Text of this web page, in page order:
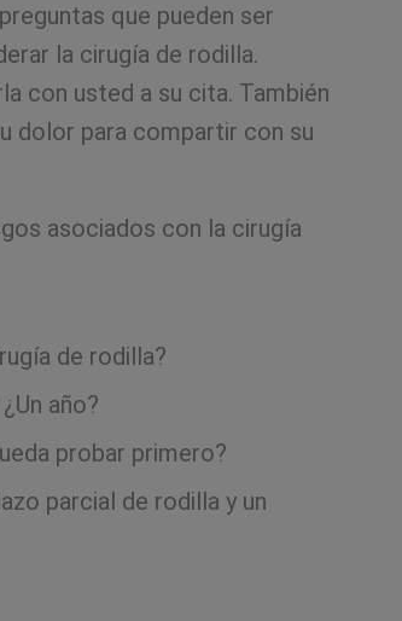
que pueden ser
la cirugía de rodilla.
con usted a su cita. También
dolor para compartir con su
asociados con la cirugía
de rodilla?
año?
probar primero?
parcial de rodilla y un